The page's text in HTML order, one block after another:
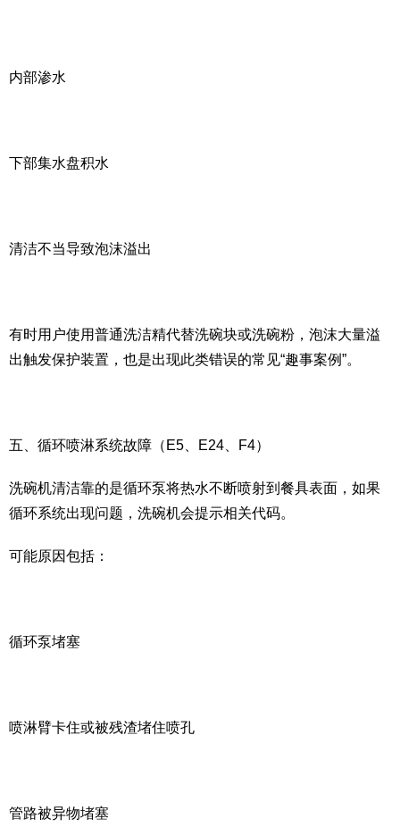
内部渗水
下部集水盘积水
清洁不当导致泡沫溢出
有时用户使用普通洗洁精代替洗碗块或洗碗粉，泡沫大量溢
出触发保护装置，也是出现此类错误的常见“趣事案例”。
五、循环喷淋系统故障（E5、E24、F4）
洗碗机清洁靠的是循环泵将热水不断喷射到餐具表面，如果
循环系统出现问题，洗碗机会提示相关代码。
可能原因包括：
循环泵堵塞
喷淋臂卡住或被残渣堵住喷孔
管路被异物堵塞